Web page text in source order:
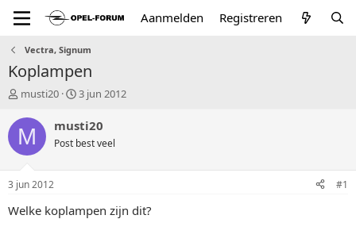
Aanmelden Registreren
Vectra, Signum
Koplampen
T
p
i
a
r
musti20
S
a
t
u
m
3 jun 2012
M musti20
Post best veel
3 jun 2012 #1
Welke koplampen zijn dit?